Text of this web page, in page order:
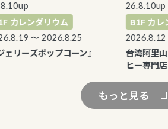
レンダリウム
〜 2026.8.25
リーズポップコーン』
26.8.10up
B1F カレ
2026.8.12
台湾阿里山
ヒー専門店
もっと見る